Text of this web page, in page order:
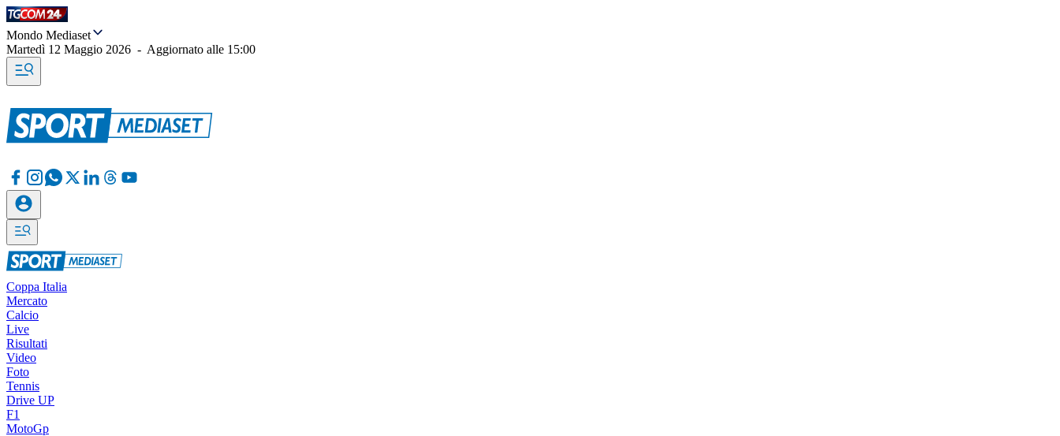
Mondo Mediaset
Martedì 12 Maggio 2026 - Aggiornato alle 15:00
Coppa Italia
Mercato
Calcio
Live
Risultati
Video
Foto
Tennis
Drive UP
F1
MotoGp